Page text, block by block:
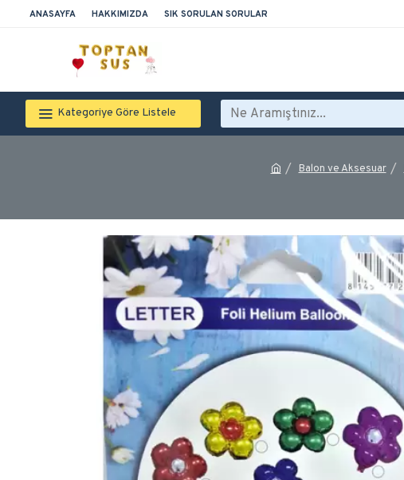
ANASAYFA HAKKIMIZDA SIK SORULAN SORULAR
Kategoriye Göre Listele
Balon ve Aksesuar